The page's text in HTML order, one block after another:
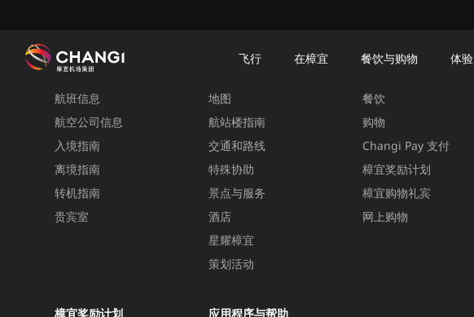
飞行 在樟宜 餐饮与购物 体验
飞行
航班信息
航空公司信息
入境指南
离境指南
转机指南
贵宾室
地图
航站楼指南
交通和路线
特殊协助
景点与服务
酒店
星耀樟宜
策划活动
餐饮
购物
Changi Pay 支付
樟宜奖励计划
樟宜购物礼宾
网上购物
樟宜奖励计划
应用程序与帮助